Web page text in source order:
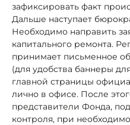
зафиксировать факт
Дальше наступает
Необходимо направить
капитального ремонта.
принимает письменное
(для удобства баннеры
главной страницы
лично в офисе. После
представители Фонда,
контроля, при